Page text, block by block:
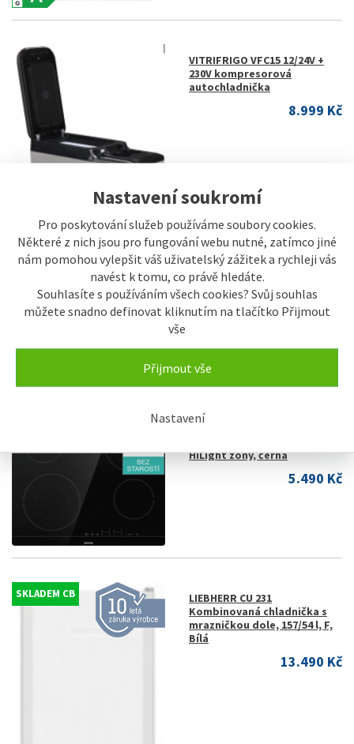
Nastavení soukromí
Pro poskytování služeb používáme soubory cookies.
Některé z nich jsou pro fungování webu nutné, zatímco jiné
nám pomohou vylepšit váš uživatelský zážitek a rychleji vás
navést k tomu, co právě hledáte.
Souhlasíte s používáním všech cookies? Svůj souhlas
můžete snadno definovat kliknutím na tlačítko Přijmout
vše
Přijmout vše
Nastavení
VITRIFRIGO VFC15 12/24V +
230V kompresorová
autochladnička
8.999 Kč
INDEL B TB28AM 12/24V 28
litrů kompresorová
HiLight zóny, černá
5.490 Kč
SKLADEM CB
LIEBHERR CU 231
Kombinovaná chladnička s
mrazničkou dole, 157/54 l, F,
Bílá
13.490 Kč